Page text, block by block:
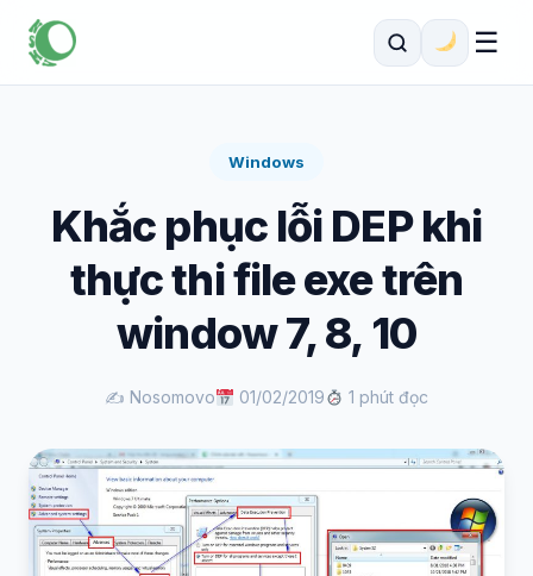
☰
Windows
Khắc phục lỗi DEP khi
thực thi file exe trên
window 7, 8, 10
✍️ Nosomovo 01/02/2019 1 phút đọc